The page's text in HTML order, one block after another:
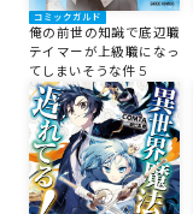
コミックガルド
俺の前世の知識で底辺職
テイマーが上級職になっ
てしまいそうな件 5